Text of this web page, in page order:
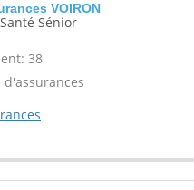
VOIRON
Sénior
38